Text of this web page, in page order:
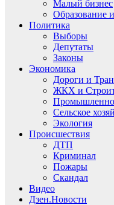
Малый бизнес
Образование
Политика
Выборы
Депутаты
Законы
Экономика
Дороги и
ЖКХ и
Сельское
Экология
Происшествия
ДТП
Криминал
Пожары
Скандал
Видео
Дзен.Новости